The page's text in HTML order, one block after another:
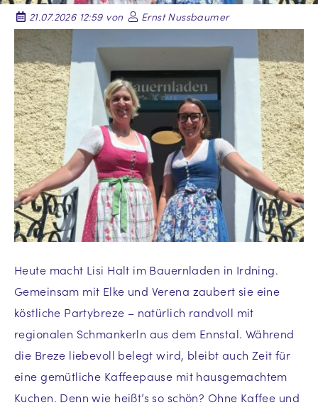
21.07.2026 12:59 von Ernst Nussbaumer
Heute macht Lisi Halt im Bauernladen in Irdning.
Gemeinsam mit Elke und Verena zaubert sie eine
köstliche Partybreze – natürlich randvoll mit
regionalen Schmankerln aus dem Ennstal. Während
die Breze liebevoll belegt wird, bleibt auch Zeit für
eine gemütliche Kaffeepause mit hausgemachtem
Kuchen. Denn wie heißt’s so schön? Ohne Kaffee und